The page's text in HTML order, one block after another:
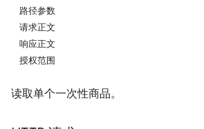
路径参数
请求正文
响应正文
授权范围
读取单个一次性商品。